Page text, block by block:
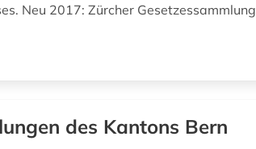
Neu 2017: Zürcher Gesetzessammlung
des Kantons Bern